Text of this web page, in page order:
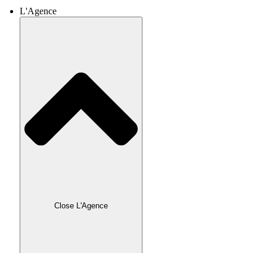
L'Agence
Close L'Agence